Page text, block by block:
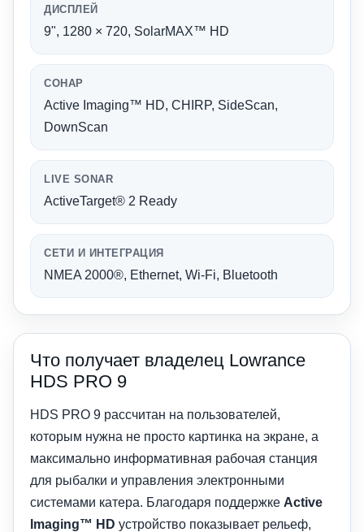
ДИСПЛЕЙ
9", 1280 × 720, SolarMAX™ HD
СОНАР
Active Imaging™ HD, CHIRP, SideScan,
DownScan
LIVE SONAR
ActiveTarget® 2 Ready
СЕТИ И ИНТЕГРАЦИЯ
NMEA 2000®, Ethernet, Wi-Fi, Bluetooth
Что получает владелец Lowrance
HDS PRO 9
HDS PRO 9 рассчитан на пользователей,
которым нужна не просто картинка на экране, а
максимально информативная рабочая станция
для рыбалки и управления электронными
системами катера. Благодаря поддержке Active
Imaging™ HD устройство показывает рельеф,